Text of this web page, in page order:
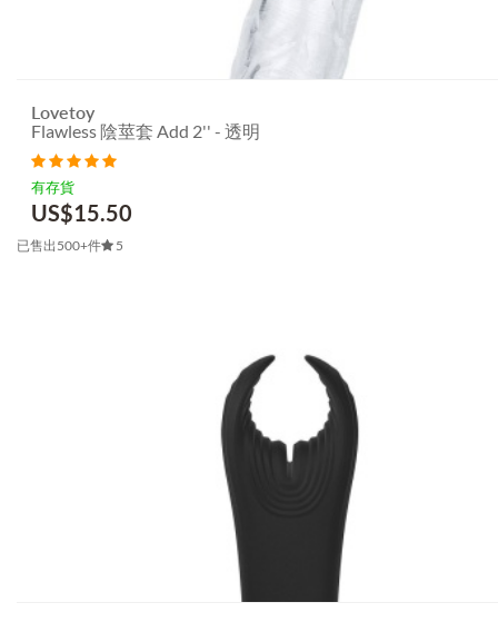
Lovetoy
Flawless 陰莖套 Add 2'' - 透明
有存貨
US$15.50
已售出500+件 5